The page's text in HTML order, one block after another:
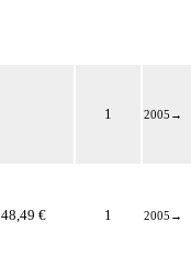
1 2005 →
48,49 € 1 2005 →